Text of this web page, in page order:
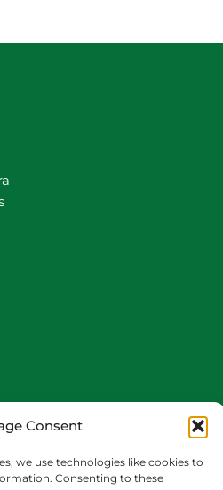
Consent
we use technologies like cookies to
Consenting to these